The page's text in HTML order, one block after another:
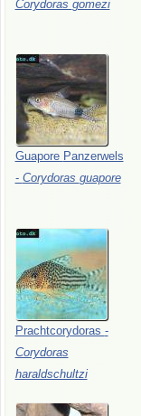
Corydoras gomezi
Guapore Panzerwels
- Corydoras guapore
Prachtcorydoras -
Corydoras
haraldschultzi